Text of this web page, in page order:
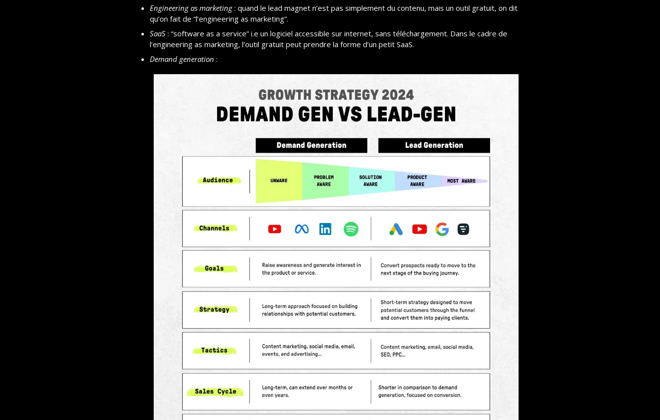
Engineering as marketing : quand le lead magnet n’est pas simplement du contenu, mais un outil gratuit, on dit
qu’on fait de “l’engineering as marketing”.
SaaS : “software as a service” i.e un logiciel accessible sur internet, sans téléchargement. Dans le cadre de
l’engineering as marketing, l’outil gratuit peut prendre la forme d’un petit SaaS.
Demand generation :